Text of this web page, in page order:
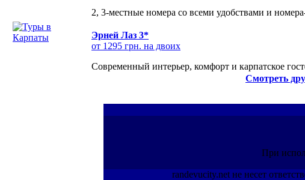
2, 3-местные номера со всеми удобствами и
Эрней Лаз 3*
от 1295 грн. на двоих
Современный интерьер, комфорт и карпатское
Смотреть
При
randevucity.net не несет